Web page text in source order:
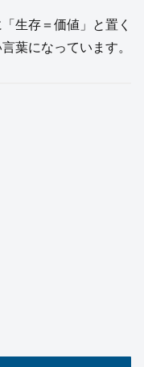
生存＝価値」と置く
葉になっています。